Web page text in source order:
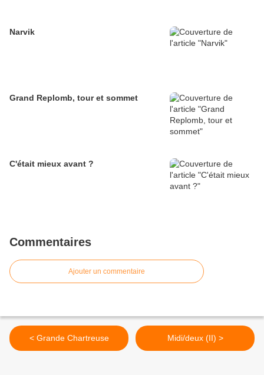
Narvik
Grand Replomb, tour et sommet
C'était mieux avant ?
Commentaires
Ajouter un commentaire
< Grande Chartreuse Midi/deux (II) >